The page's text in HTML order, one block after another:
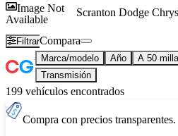
Image Not
Available
Scranton Dodge
FiltrarCompara
Marca/modelo Año A 50
Transmisión
199 vehículos encontrados
Compra con precios transparentes.